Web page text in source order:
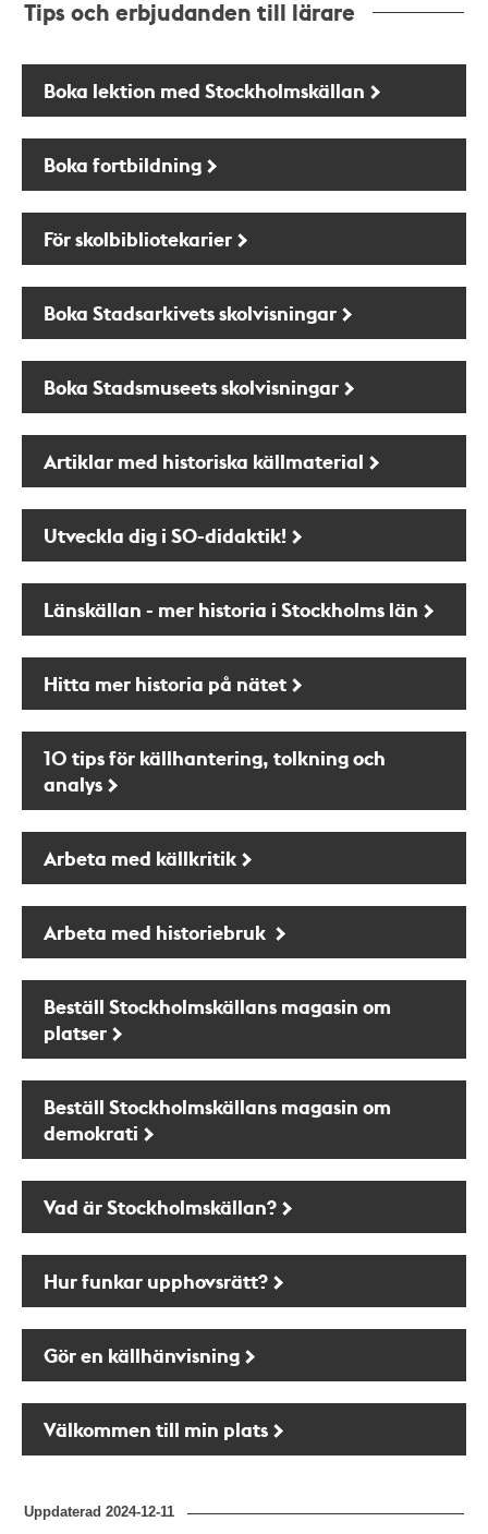
Tips och erbjudanden till lärare
Boka lektion med Stockholmskällan
Boka fortbildning
För skolbibliotekarier
Boka Stadsarkivets skolvisningar
Boka Stadsmuseets skolvisningar
Artiklar med historiska källmaterial
Utveckla dig i SO-didaktik!
Länskällan - mer historia i Stockholms län
Hitta mer historia på nätet
10 tips för källhantering, tolkning och
analys
Arbeta med källkritik
Arbeta med historiebruk
Beställ Stockholmskällans magasin om
platser
Beställ Stockholmskällans magasin om
demokrati
Vad är Stockholmskällan?
Hur funkar upphovsrätt?
Gör en källhänvisning
Välkommen till min plats
Uppdaterad2024-12-11